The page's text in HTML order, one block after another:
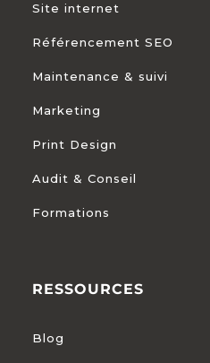
Site internet
Référencement SEO
Maintenance & suivi
Marketing
Print Design
Audit & Conseil
Formations
RESSOURCES
Blog